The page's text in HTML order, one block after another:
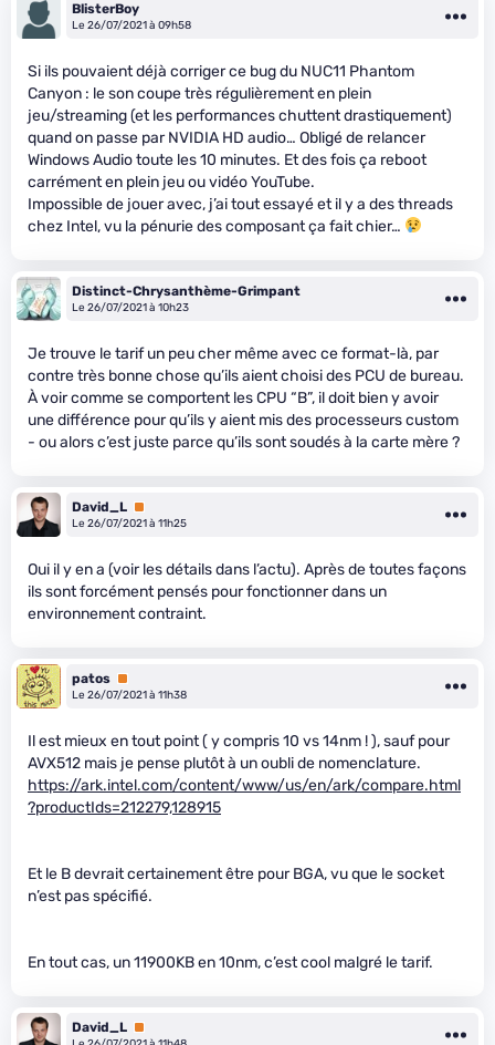
BlisterBoy
Le 26/07/2021 à 09h58
Si ils pouvaient déjà corriger ce bug du NUC11 Phantom
Canyon : le son coupe très régulièrement en plein
jeu/streaming (et les performances chuttent drastiquement)
quand on passe par NVIDIA HD audio… Obligé de relancer
Windows Audio toute les 10 minutes. Et des fois ça reboot
carrément en plein jeu ou vidéo YouTube.
Impossible de jouer avec, j’ai tout essayé et il y a des threads
chez Intel, vu la pénurie des composant ça fait chier…
Distinct-Chrysanthème-Grimpant
Le 26/07/2021 à 10h23
Je trouve le tarif un peu cher même avec ce format-là, par
contre très bonne chose qu’ils aient choisi des PCU de bureau.
À voir comme se comportent les CPU “B”, il doit bien y avoir
une différence pour qu’ils y aient mis des processeurs custom
- ou alors c’est juste parce qu’ils sont soudés à la carte mère ?
David_L Premium
Le 26/07/2021 à 11h25
Oui il y en a (voir les détails dans l’actu). Après de toutes façons
ils sont forcément pensés pour fonctionner dans un
environnement contraint.
patos Premium
Le 26/07/2021 à 11h38
Il est mieux en tout point ( y compris 10 vs 14nm ! ), sauf pour
AVX512 mais je pense plutôt à un oubli de nomenclature.
https://ark.intel.com/content/www/us/en/ark/compare.html
?productIds=212279,128915
Et le B devrait certainement être pour BGA, vu que le socket
n’est pas spécifié.
En tout cas, un 11900KB en 10nm, c’est cool malgré le tarif.
David_L Premium